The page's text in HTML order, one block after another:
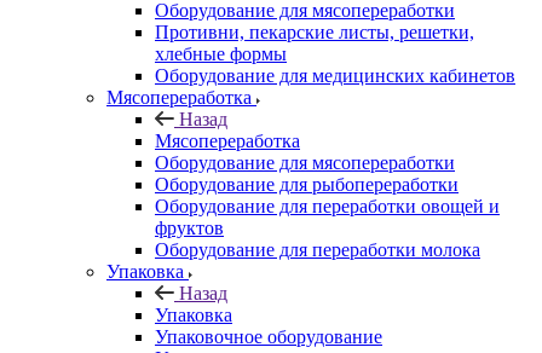
Оборудование для мясопереработки
Противни, пекарские листы, решетки,
хлебные формы
Оборудование для медицинских кабинетов
Мясопереработка
Назад
Мясопереработка
Оборудование для мясопереработки
Оборудование для рыбопереработки
Оборудование для переработки овощей и
фруктов
Оборудование для переработки молока
Упаковка
Назад
Упаковка
Упаковочное оборудование